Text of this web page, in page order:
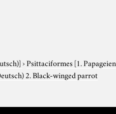
›Psittaciformes [1. Papageien
2. Black-winged parrot